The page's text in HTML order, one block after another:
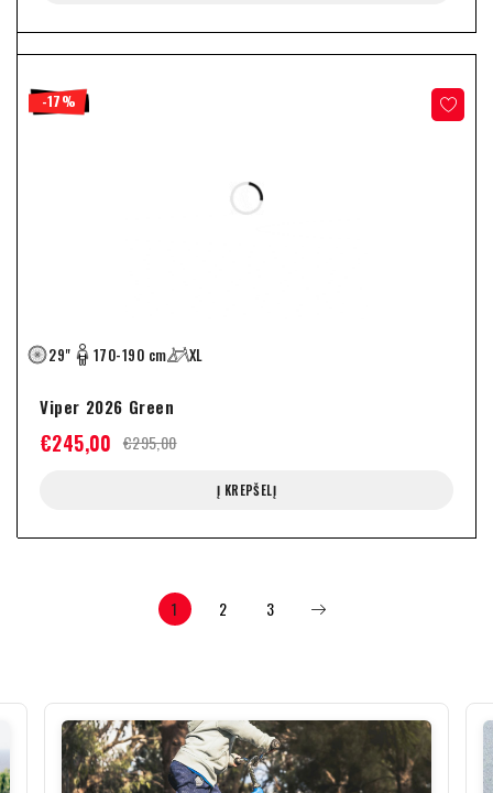
-17%
29" 170-190 cm XL
Viper 2026 Green
€295,00
€245,00
Į KREPŠELĮ
1 2 3